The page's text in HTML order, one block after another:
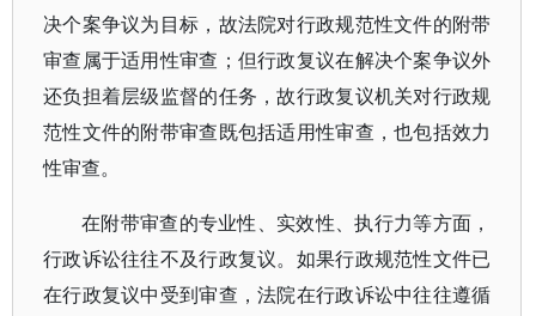
决个案争议为目标，故法院对行政规范性文件的附带
审查属于适用性审查；但行政复议在解决个案争议外
还负担着层级监督的任务，故行政复议机关对行政规
范性文件的附带审查既包括适用性审查，也包括效力
性审查。
在附带审查的专业性、实效性、执行力等方面，
行政诉讼往往不及行政复议。如果行政规范性文件已
在行政复议中受到审查，法院在行政诉讼中往往遵循